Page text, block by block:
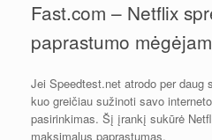
Fast.com – Netflix
paprastumo
Jei Speedtest.net atrodo per daug
kuo greičiau sužinoti savo
pasirinkimas. Šį įrankį sukūrė
maksimalus paprastumas.